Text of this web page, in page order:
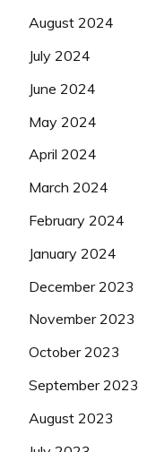
August 2024
July 2024
June 2024
May 2024
April 2024
March 2024
February 2024
January 2024
December 2023
November 2023
October 2023
September 2023
August 2023